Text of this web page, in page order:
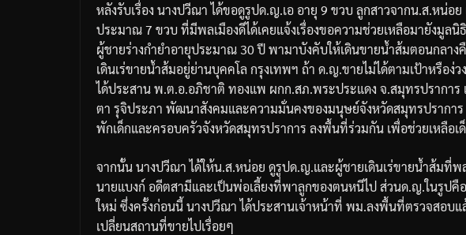
หลังรับเรื่อง นางปวีณา ได้ขอดูรูปด.ญ.เอ อายุ 9 ขวบ ลูกสาวจากน.ส.หน่
ประมาณ 7 ขวบ ที่มีพลเมืองดีได้เคยแจ้งเรื่องขอความช่วยเหลือมายังมูลนิ
ผู้ชายร่างกำยำอายุประมาณ 30 ปี พามาบังคับให้เดินขายน้ำส้มตอนกลาง
เดินเร่ขายน้ำส้มอยู่ย่านบุคคโล กรุงเทพฯ ถ้า ด.ญ.ขายไม่ได้ตามเป้าหรือ
ได้ประสาน พ.ต.อ.อภิชาติ ทองแพ ผกก.สภ.พระประแดง จ.สมุทรปราการ
ตา รุจิประภา พัฒนาสังคมและความมั่นคงของมนุษย์จังหวัดสมุทรปรากา
พักเด็กและครอบครัวจังหวัดสมุทรปราการ ลงพื้นที่ร่วมกัน เพื่อช่วยเหลือเ
จากนั้น นางปวีณา ได้ให้น.ส.หน่อย ดูรูปด.ญ.และผู้ชายเดินเร่ขายน้ำส้มที่พ
นายแบงก์ อดีตสามีและเป็นพ่อเลี้ยงที่พาลูกของตนหนีไป ส่วนด.ญ.ในรูปคื
ใหม่ ซึ่งครั้งก่อนนี้ นางปวีณา ได้ประสานเจ้าหน้าที่ พม.ลงพื้นที่ตรวจสอบ
เปลี่ยนสถานที่ขายไปเรื่อยๆ